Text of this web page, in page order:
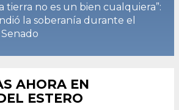
tierra no es un bien cualquiera”:
la soberanía durante el
AHORA EN
ESTERO